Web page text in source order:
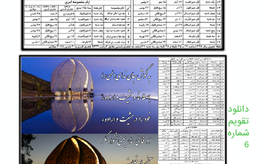
دانلود
تقویم
شماره
6